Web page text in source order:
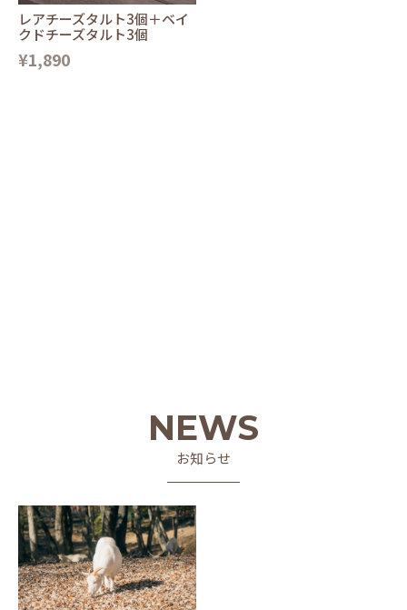
レアチーズタルト3個＋ベイ
クドチーズタルト3個
¥1,890
NEWS
お知らせ